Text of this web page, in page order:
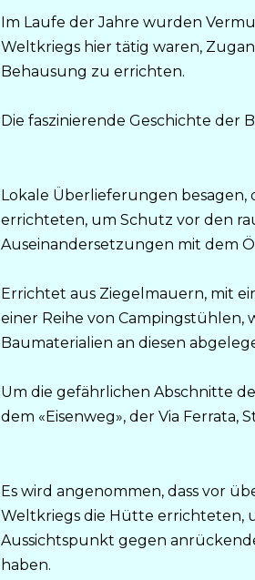
Im Laufe der Jahre wurden
Weltkriegs hier tätig waren,
Behausung zu errichten.
Die faszinierende Geschichte der
Lokale Überlieferungen besagen,
errichteten, um Schutz vor den
Auseinandersetzungen mit dem
Errichtet aus Ziegelmauern, mit
einer Reihe von
Baumaterialien an diesen
Um die gefährlichen Abschnitte
dem «Eisenweg», der Via Ferrata,
Es wird angenommen, dass vor
Weltkriegs die Hütte errichteten,
Aussichtspunkt gegen
haben.